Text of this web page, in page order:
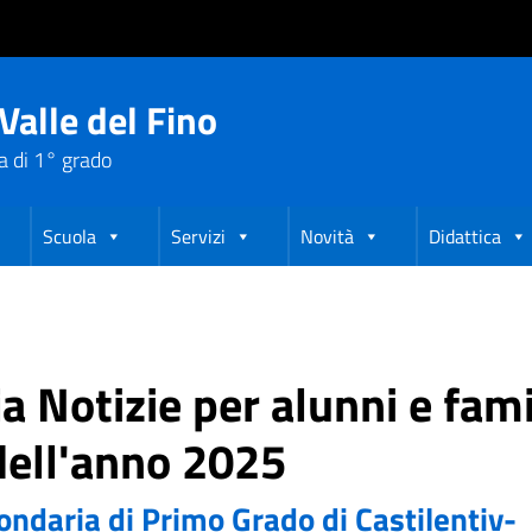
del Fino
di 1° grado
Scuola Servizi Novità Didattica
Notizie per alunni e
2025
di Primo Grado di Castilentiv-